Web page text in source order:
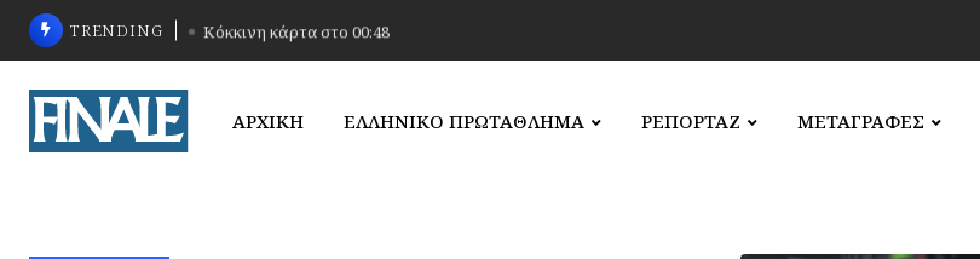
TRENDING Κόκκινη κάρτα στο 00:48
ΑΡΧΙΚΗ ΕΛΛΗΝΙΚΟ ΠΡΩΤΑΘΛΗΜΑ ΡΕΠΟΡΤΑΖ ΜΕΤΑΓΡΑΦΕΣ